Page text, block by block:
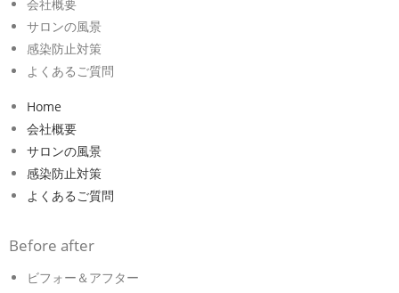
会社概要
サロンの風景
感染防止対策
よくあるご質問
Home
会社概要
サロンの風景
感染防止対策
よくあるご質問
Before after
ビフォー＆アフター